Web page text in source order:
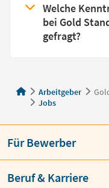
Welche
bei Gold
gefragt?
Arbeitgeber
Jobs
Für Bewerber
Beruf & Karriere